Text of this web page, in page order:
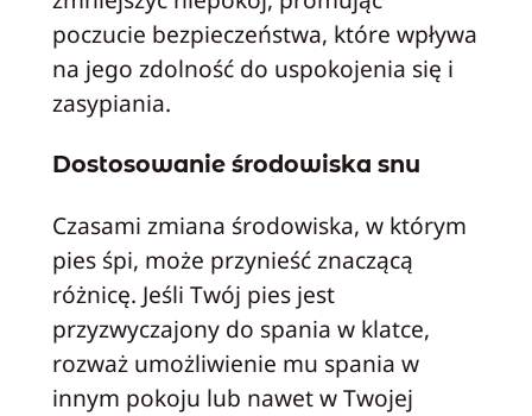
poczucie bezpieczeństwa, które wpływa
na jego zdolność do uspokojenia się i
zasypiania.
Dostosowanie środowiska snu
Czasami zmiana środowiska, w którym
pies śpi, może przynieść znaczącą
różnicę. Jeśli Twój pies jest
przyzwyczajony do spania w klatce,
rozważ umożliwienie mu spania w
innym pokoju lub nawet w Twojej